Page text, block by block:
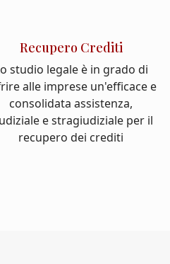
Recupero Crediti
studio legale è in grado di
alle imprese un'efficace e
consolidata assistenza,
e stragiudiziale per il
recupero dei crediti